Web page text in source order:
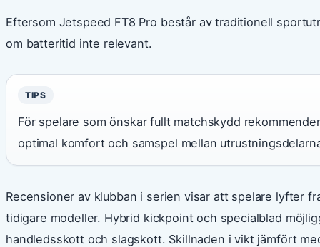
Eftersom Jetspeed FT8 Pro består av traditionell
om batteritid inte relevant.
TIPS
För spelare som önskar fullt matchskydd
optimal komfort och samspel mellan
Recensioner av klubban i serien visar att spelare lyfter
tidigare modeller. Hybrid kickpoint och specialblad
handledsskott och slagskott. Skillnaden i vikt jämfört